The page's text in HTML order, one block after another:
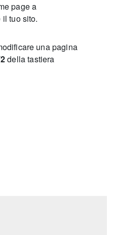
page a
tuo sito.
una pagina
della tastiera